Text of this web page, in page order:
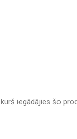
iegādājies šo